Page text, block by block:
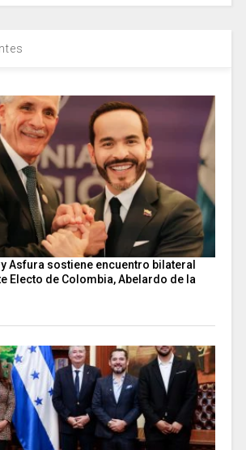
Asfura sostiene encuentro bilateral
Electo de Colombia, Abelardo de la